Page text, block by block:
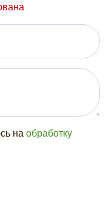
на обработку